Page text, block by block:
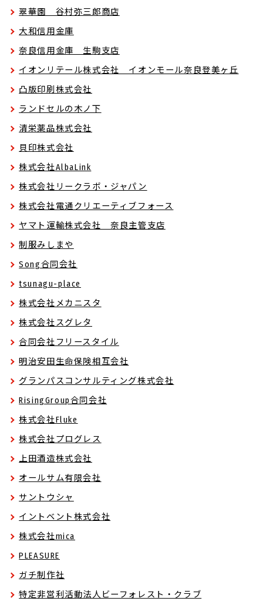
翠華園 谷村弥三郎商店
大和信用金庫
奈良信用金庫 生駒支店
イオンリテール株式会社 イオンモール奈良登美ヶ丘
凸版印刷株式会社
ランドセルの木ノ下
清栄薬品株式会社
貝印株式会社
株式会社AlbaLink
株式会社リークラボ・ジャパン
株式会社電通クリエーティブフォース
ヤマト運輸株式会社 奈良主管支店
制服みしまや
Song合同会社
tsunagu-place
株式会社メカニスタ
株式会社スグレタ
合同会社フリースタイル
明治安田生命保険相互会社
グランパスコンサルティング株式会社
RisingGroup合同会社
株式会社Fluke
株式会社プログレス
上田酒造株式会社
オールサム有限会社
サントウシャ
イントベント株式会社
株式会社mica
PLEASURE
ガチ制作社
特定非営利活動法人ビーフォレスト・クラブ